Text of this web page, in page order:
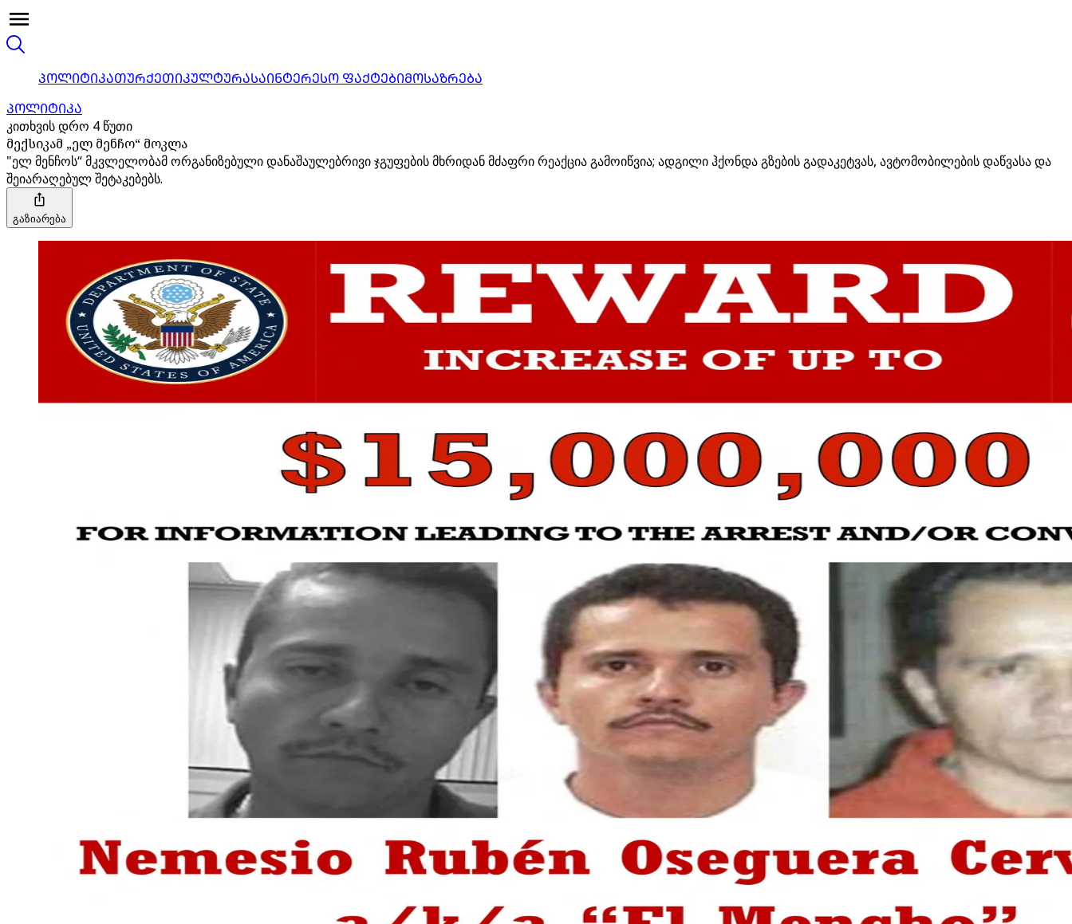
ᲞᲝᲚᲘᲢᲘᲙᲐᲗᲣᲠᲥᲔᲗᲘᲙᲣᲚᲢᲣᲠᲐᲡᲐᲘᲜᲢᲔᲠᲔᲡᲝ ᲤᲐᲥᲢᲔᲑᲘᲛᲝᲡᲐᲖᲠᲔᲑᲐ
ᲞᲝᲚᲘᲢᲘᲙᲐ
კითხვის დრო 4 წუთი
მექსიკამ „ელ მენჩო“ მოკლა
"ელ მენჩოს“ მკვლელობამ ორგანიზებული დანაშაულებრივი ჯგუფების მხრიდან მძაფრი რეაქცია გამოიწვია; ადგილი ჰქონდა გზების გადაკეტვას, ავტომობილების დაწვასა და
შეიარაღებულ შეტაკებებს.
გაზიარება